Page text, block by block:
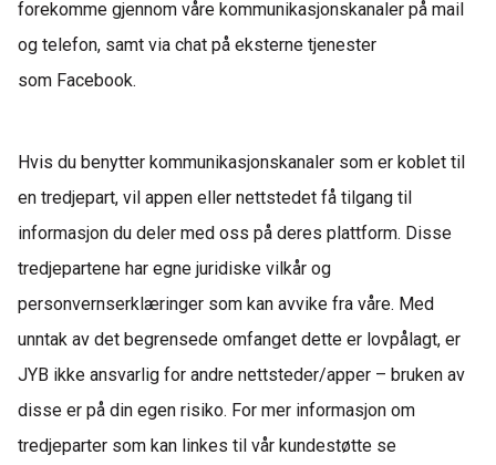
forekomme gjennom våre kommunikasjonskanaler på mail
og telefon, samt via chat på eksterne tjenester
som Facebook.
Hvis du benytter kommunikasjonskanaler som er koblet til
en tredjepart, vil appen eller nettstedet få tilgang til
informasjon du deler med oss på deres plattform. Disse
tredjepartene har egne juridiske vilkår og
personvernserklæringer som kan avvike fra våre. Med
unntak av det begrensede omfanget dette er lovpålagt, er
JYB ikke ansvarlig for andre nettsteder/apper – bruken av
disse er på din egen risiko. For mer informasjon om
tredjeparter som kan linkes til vår kundestøtte se